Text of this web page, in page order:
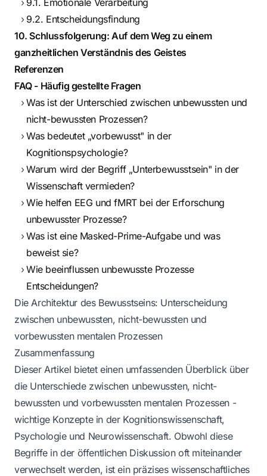
9.2. Entscheidungsfindung
10. Schlussfolgerung: Auf dem Weg zu einem
ganzheitlichen Verständnis des Geistes
Referenzen
FAQ - Häufig gestellte Fragen
Was ist der Unterschied zwischen unbewussten und
nicht-bewussten Prozessen?
Was bedeutet „vorbewusst" in der
Kognitionspsychologie?
Warum wird der Begriff „Unterbewusstsein" in der
Wissenschaft vermieden?
Wie helfen EEG und fMRT bei der Erforschung
unbewusster Prozesse?
Was ist eine Masked-Prime-Aufgabe und was
beweist sie?
Wie beeinflussen unbewusste Prozesse
Entscheidungen?
Die Architektur des Bewusstseins: Unterscheidung
zwischen unbewussten, nicht-bewussten und
vorbewussten mentalen Prozessen
Zusammenfassung
Dieser Artikel bietet einen umfassenden Überblick über
die Unterschiede zwischen unbewussten, nicht-
bewussten und vorbewussten mentalen Prozessen -
wichtige Konzepte in der Kognitionswissenschaft,
Psychologie und Neurowissenschaft. Obwohl diese
Begriffe in der öffentlichen Diskussion oft miteinander
verwechselt werden, ist ein präzises wissenschaftliches